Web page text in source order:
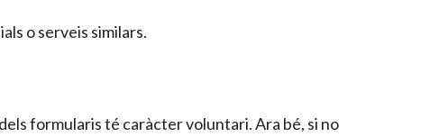
o serveis similars.
formularis té caràcter voluntari. Ara bé, si no